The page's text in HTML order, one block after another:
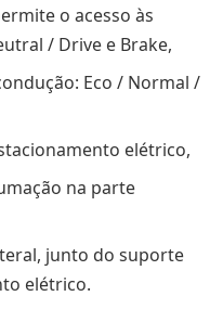
o acesso às
/ Drive e Brake,
Eco / Normal /
elétrico,
na parte
junto do suporte
elétrico.